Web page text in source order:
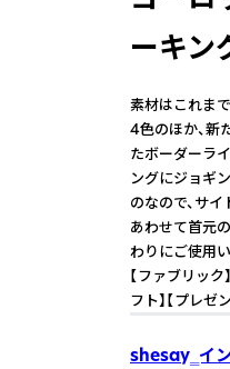
ーキン
素材はこれま
4色のほか、新
たボーダーラ
ングにジョギ
のなので、サ
あわせて首元
わりにご使用い
【ファブリック
フト】【プレゼ
shesay‗イ